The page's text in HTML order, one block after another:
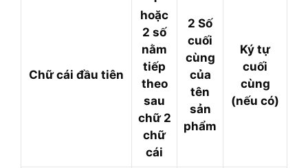
Chữ cái đầu tiên
hoặc
2 số
nằm
tiếp
theo
sau
chữ 2
chữ
cái
2 Số
cuối
cùng
của
tên
sản
phẩm
Ký tự
cuối
cùng
(nếu có)